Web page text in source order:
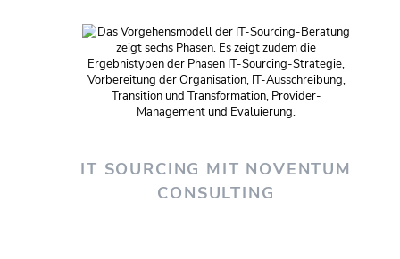
IT SOURCING MIT NOVENTUM
CONSULTING